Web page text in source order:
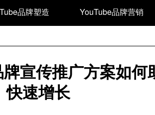
品牌塑造 YouTube品牌营销
宣传推广方案如何
快速增长